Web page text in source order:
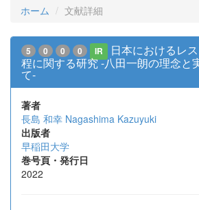
ホーム 文献詳細
5 0 0 0 IR
日本におけるレ
程に関する研究 -八田一朗の理念と
て-
著者
長島 和幸 Nagashima Kazuyuki
出版者
早稲田大学
巻号頁・発行日
2022